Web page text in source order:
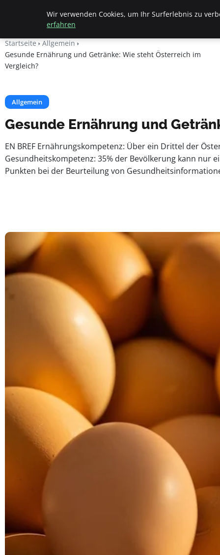
Beyond Surface
Startseite
Allgemein
Gesunde Ernährung und Getränke: Wie steht Österreich im
Vergleich?
Allgemein
Gesunde Ernährung und
EN BREF Ernährungskompetenz: Über ein Drittel der
Gesundheitskompetenz: 35% der Bevölkerung kann nur
Punkten bei der Beurteilung von
Wir verwenden Cookies, um Ihr Surferlebnis zu
erfahren